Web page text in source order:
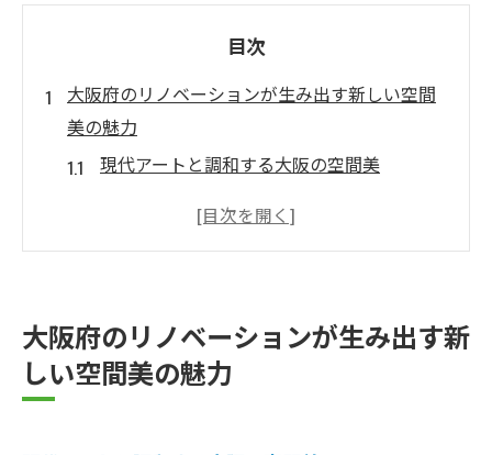
目次
大阪府のリノベーションが生み出す新しい空間
美の魅力
現代アートと調和する大阪の空間美
リノベーションを通じた大阪の都市景観の
都市と自然が融合する大阪の新しい空間美
リノベーションで実現する大阪のインテリ
大阪府のリノベーションが地域に与える影
大阪府のリノベーションが生み出す新
しい空間美の魅力